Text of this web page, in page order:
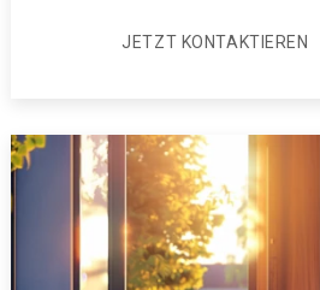
JETZT KONTAKTIEREN